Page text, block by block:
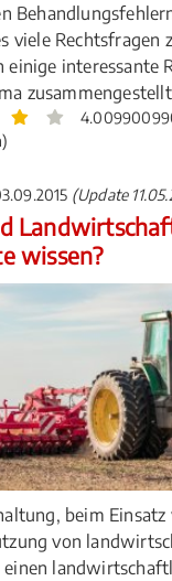
viele Rechtsfragen
einige interessante
(Update
wissen?
beim
von
einen